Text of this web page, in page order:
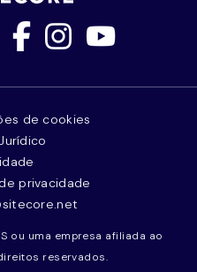
ou uma empresa afiliada ao
reservados.
de cookies
privacidade